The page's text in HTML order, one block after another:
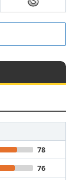
78
76